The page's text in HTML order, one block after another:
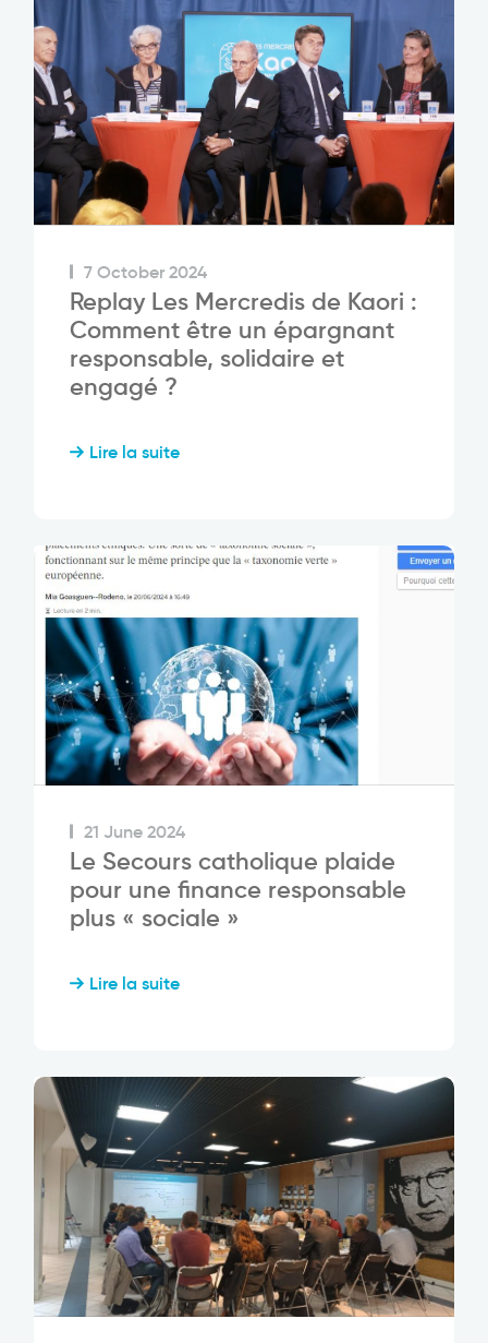
7 October 2024
Replay Les Mercredis de Kaori :
Comment être un épargnant
responsable, solidaire et
engagé ?
Lire la suite
21 June 2024
Le Secours catholique plaide
pour une finance responsable
plus « sociale »
Lire la suite